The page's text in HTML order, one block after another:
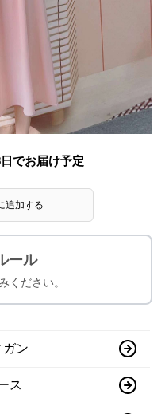
でお届け予定
追加する
ール
ください。
ガン
ス